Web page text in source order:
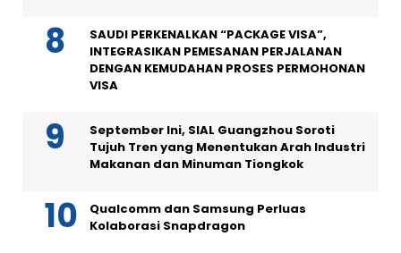
SAUDI PERKENALKAN “PACKAGE VISA”,
INTEGRASIKAN PEMESANAN PERJALANAN
DENGAN KEMUDAHAN PROSES PERMOHONAN
VISA
September Ini, SIAL Guangzhou Soroti
Tujuh Tren yang Menentukan Arah Industri
Makanan dan Minuman Tiongkok
Qualcomm dan Samsung Perluas
Kolaborasi Snapdragon